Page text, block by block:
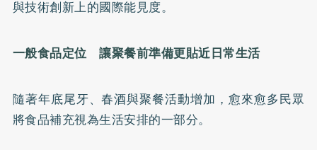
與技術創新上的國際能見度。
一般食品定位 讓聚餐前準備更貼近日常生活
隨著年底尾牙、春酒與聚餐活動增加，愈來愈多民眾
將食品補充視為生活安排的一部分。